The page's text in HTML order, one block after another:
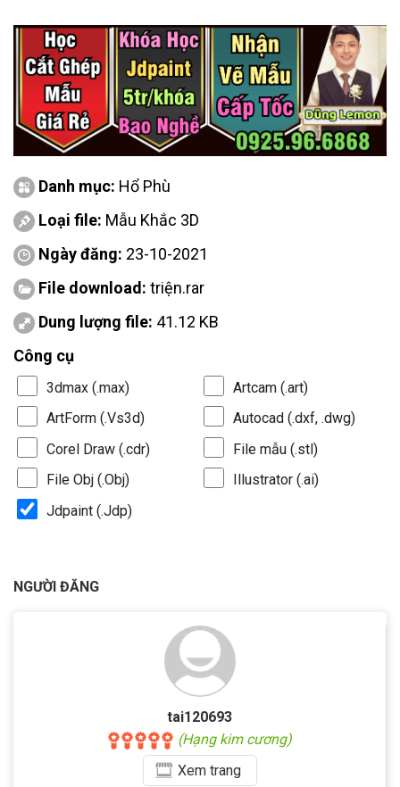
Danh mục: Hổ Phù
Loại file: Mẫu Khắc 3D
Ngày đăng: 23-10-2021
File download: triện.rar
Dung lượng file: 41.12 KB
Công cụ
3dmax (.max)
Artcam (.art)
ArtForm (.Vs3d)
Autocad (.dxf, .dwg)
Corel Draw (.cdr)
File mẫu (.stl)
File Obj (.Obj)
Illustrator (.ai)
Jdpaint (.Jdp)
NGƯỜI ĐĂNG
tai120693
(Hạng kim cương)
Xemtrang